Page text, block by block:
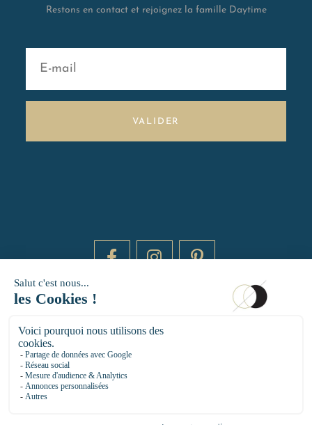
Restons en contact et rejoignez la famille Daytime
VALIDER
14 RUE DE BRETAGNE - 75003 PARIS